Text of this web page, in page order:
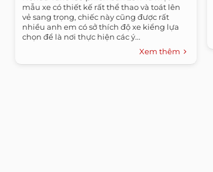
mẫu xe có thiết kế rất thể thao và toát lên
vẻ sang trọng, chiếc này cũng được rất
nhiều anh em có sở thích độ xe kiểng lựa
chọn để là nơi thực hiện các ý...
Xem thêm